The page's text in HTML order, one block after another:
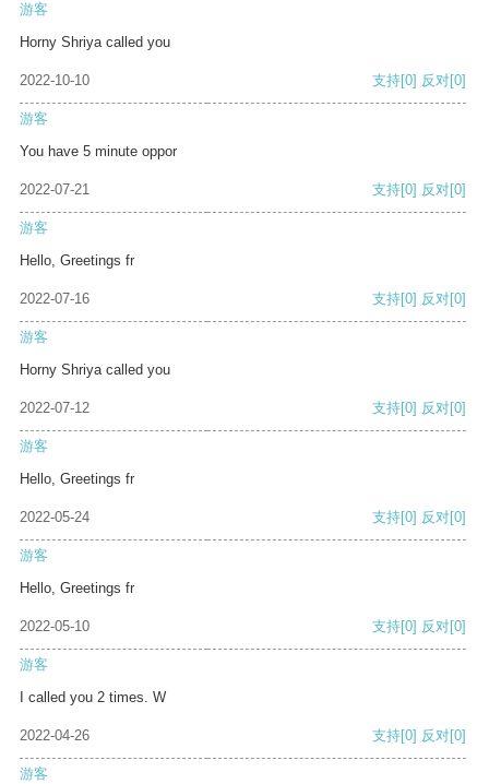
游客
Horny Shriya called you
2022-10-10 支持[0] 反对[0]
游客
You have 5 minute oppor
2022-07-21 支持[0] 反对[0]
游客
Hello, Greetings fr
2022-07-16 支持[0] 反对[0]
游客
Horny Shriya called you
2022-07-12 支持[0] 反对[0]
游客
Hello, Greetings fr
2022-05-24 支持[0] 反对[0]
游客
Hello, Greetings fr
2022-05-10 支持[0] 反对[0]
游客
I called you 2 times. W
2022-04-26 支持[0] 反对[0]
游客